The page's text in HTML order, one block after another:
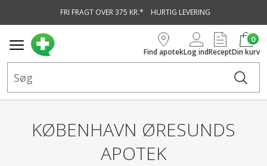
FRI FRAGT OVER 375 KR.* HURTIG LEVERING
Find apotekLog indRecept
0
Din kurv
KØBENHAVN ØRESUNDS
APOTEK